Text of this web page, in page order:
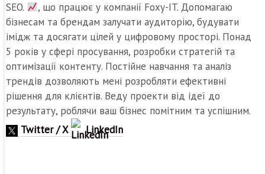
SEO.
, що працює у компанії Foxy-IT. Допомагаю
бізнесам та брендам залучати аудиторію, будувати
імідж та досягати цілей у цифровому просторі. Понад
5 років у сфері просування, розробки стратегій та
оптимізації контенту. Постійне навчання та аналіз
трендів дозволяють мені розробляти ефективні
рішення для клієнтів. Веду проекти від ідеї до
результату, роблячи ваш бізнес помітним та успішним.
Twitter / X
LinkedIn